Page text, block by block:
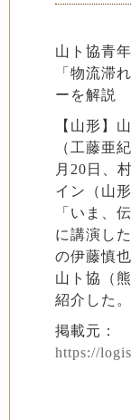
山ト協青
「物流滞
ーを解説
【山形】
（工藤亜
月20日、
イン（山
「いま、
に講演し
の伊藤慎
山ト協（
紹介した
掲載元：
https://